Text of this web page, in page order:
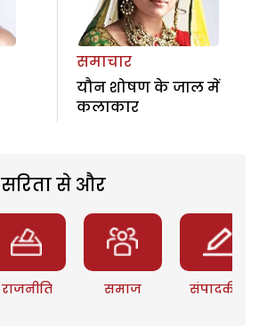
समाचार
यौन शोषण के जाल में
कलाकार
सरिता से और
राजनीति समाज संपादकीय